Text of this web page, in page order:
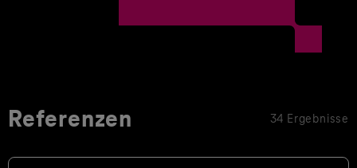
Referenzen 34 Ergebnisse